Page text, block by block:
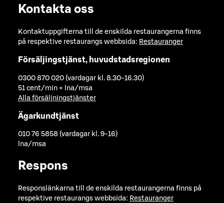
Kontakta oss
Kontaktuppgifterna till de enskilda restaurangerna finns
på respektive restaurangs webbsida: Restauranger
Försäljingstjänst, huvudstadsregionen
0300 870 020 (vardagar kl. 8.30-16.30)
51 cent/min + lna/msa
Alla försäljningstjänster
Ägarkundtjänst
010 76 5858 (vardagar kl. 9-16)
lna/msa
Respons
Responslänkarna till de enskilda restaurangerna finns på
respektive restaurangs webbsida: Restauranger